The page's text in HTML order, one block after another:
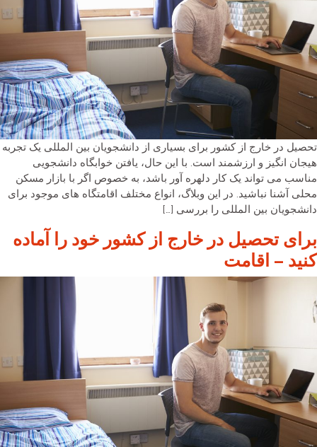
تحصیل در خارج از کشور برای بسیاری از دانشجویان بین المللی یک تجربه
هیجان انگیز و ارزشمند است. با این حال، یافتن خوابگاه دانشجویی
مناسب می تواند یک کار دلهره آور باشد، به خصوص اگر با بازار مسکن
محلی آشنا نباشید. در این وبلاگ، انواع مختلف اقامتگاه های موجود برای
دانشجویان بین المللی را بررسی […]
برای تحصیل در خارج از کشور خود را آماده
کنید – اقامت